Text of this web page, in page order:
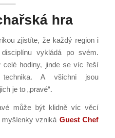
hra
zjistíte, že každý region i
vykládá po svém.
hodiny, jinde se víc řeší
A všichni jsou
je to „pravé“.
může být klidně víc věcí
myšlenky vzniká Guest Chef